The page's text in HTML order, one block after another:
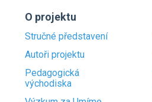
O projektu
Stručné představení
Autoři projektu
Pedagogická
východiska